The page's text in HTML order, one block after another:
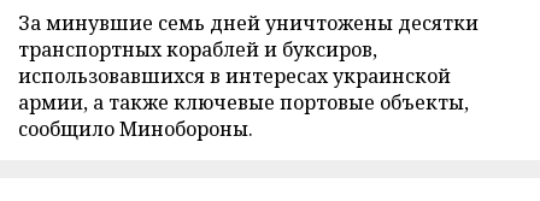
За минувшие семь дней уничтожены десятки
транспортных кораблей и буксиров,
использовавшихся в интересах украинской
армии, а также ключевые портовые объекты,
сообщило Минобороны.